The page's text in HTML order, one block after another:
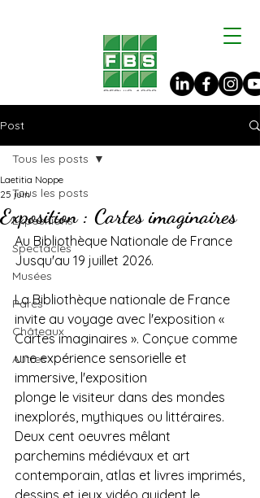
Post
Tous les posts
Expositions
Spectacles
Musées
Parcs
Châteaux
Autres
Tous les posts
Exposition : Cartes imaginaires
Laetitia Noppe
25 juin
Au Bibliothèque Nationale de France
Jusqu'au 19 juillet 2026.
La Bibliothèque nationale de France
invite au voyage avec l'exposition «
Cartes imaginaires ». Conçue comme
une expérience sensorielle et
immersive, l'exposition
plonge le visiteur dans des mondes
inexplorés, mythiques ou littéraires.
Deux cent oeuvres mêlant
parchemins médiévaux et art
contemporain, atlas et livres imprimés,
dessins et jeux vidéo guident le